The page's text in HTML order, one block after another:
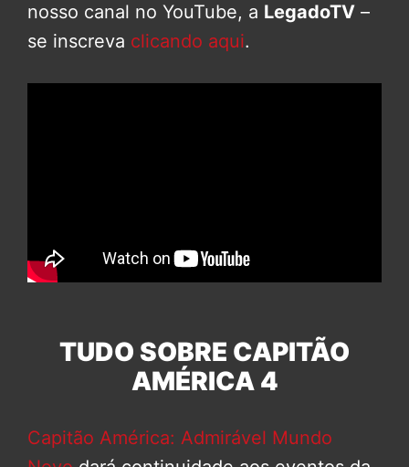
nosso canal no YouTube, a LegadoTV –
se inscreva clicando aqui.
TUDO SOBRE CAPITÃO
AMÉRICA 4
Capitão América: Admirável Mundo